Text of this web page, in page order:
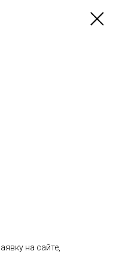
на сайте,